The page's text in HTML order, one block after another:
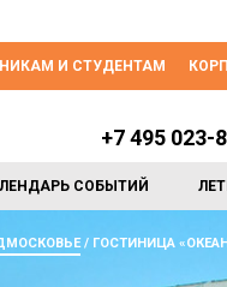
И СТУДЕНТАМ
СОБЫТИЙ
+7 495 023-
ГОСТИНИЦА